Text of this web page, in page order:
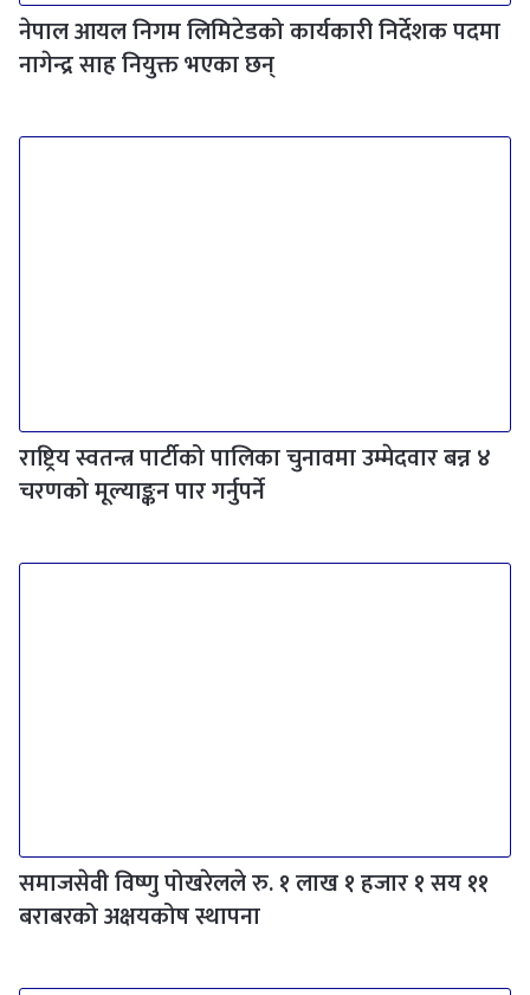
नेपाल आयल निगम लिमिटेडको कार्यकारी निर्देशक पदमा
नागेन्द्र साह नियुक्त भएका छन्
राष्ट्रिय स्वतन्त्र पार्टीको पालिका चुनावमा उम्मेदवार बन्न ४
चरणको मूल्याङ्कन पार गर्नुपर्ने
समाजसेवी विष्णु पोखरेलले रु. १ लाख १ हजार १ सय ११
बराबरको अक्षयकोष स्थापना